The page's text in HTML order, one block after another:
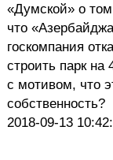
«Думской» о
что
госкомпания
строить парк на
с мотивом, что
собственность?
2018-09-13